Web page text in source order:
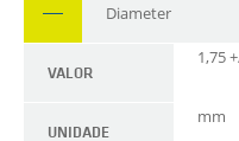
Diameter
VALOR
1,75
UNIDADE
mm